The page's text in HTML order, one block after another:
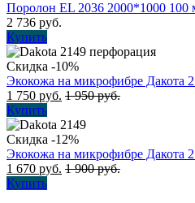
Поролон EL 2036 2000*1000 100
2 736 руб.
Купить
Скидка -10%
Экокожа на микрофибре Дакота
1 750 руб. 1 950руб.
Купить
Скидка -12%
Экокожа на микрофибре Дакота
1 670 руб. 1 900руб.
Купить